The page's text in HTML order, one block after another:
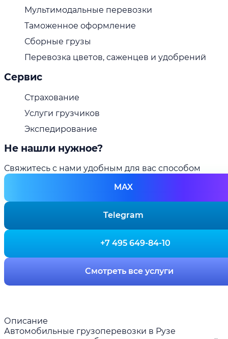
Мультимодальные перевозки
Таможенное оформление
Сборные грузы
Перевозка цветов, саженцев и удобрений
Сервис
Страхование
Услуги грузчиков
Экспедирование
Не нашли нужное?
Свяжитесь с нами удобным для вас способом
MAX
Telegram
+7 495 649-84-10
Смотреть все услуги
Описание
Автомобильные грузоперевозки в Рузе